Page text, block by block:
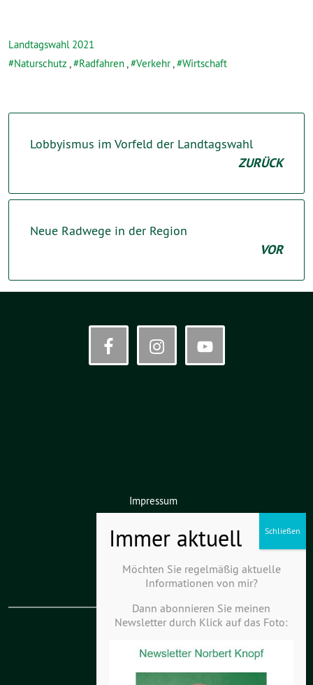
Landtagswahl 2021
Naturschutz
Radfahren Verkehr Wirtschaft
Lobbyismus im Vorfeld der Landtagswahl
ZURÜCK
Neue Radwege in der Region
VOR
Impressum
KV Kurpfalz-Hardt
KV Odenwald-Kraichgau
Möchten Sie regelmäßig aktuelle
Informationen von mir?
Dann abonnieren Sie meinen
Newsletter durch Klick auf das Foto: